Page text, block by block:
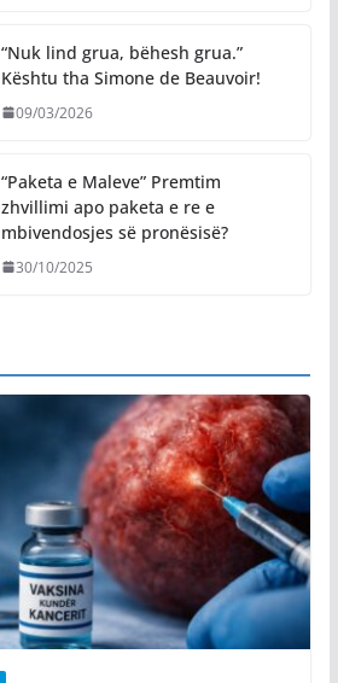
“Nuk lind grua, bëhesh grua.”
Kështu tha Simone de Beauvoir!
09/03/2026
“Paketa e Maleve” Premtim
zhvillimi apo paketa e re e
mbivendosjes së pronësisë?
30/10/2025